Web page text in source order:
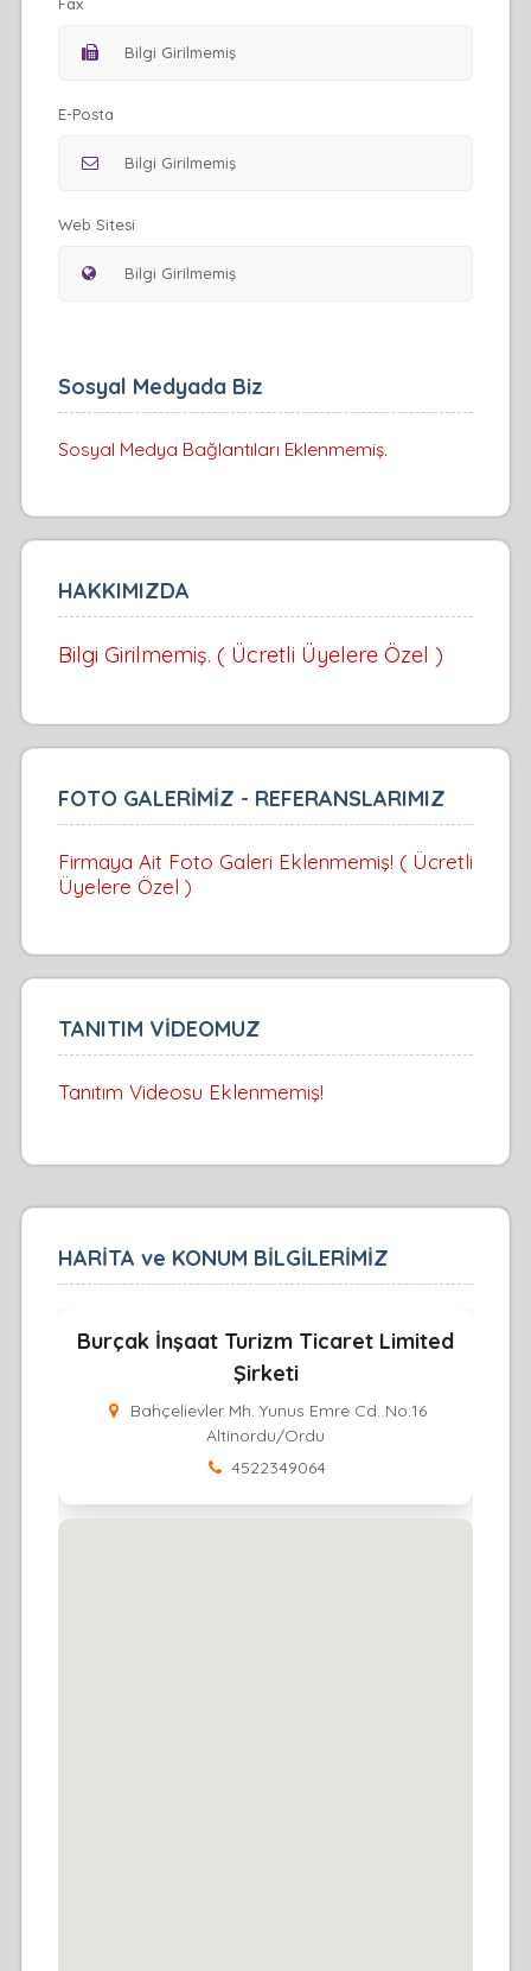
Fax
E-Posta
Web Sitesi
Sosyal Medyada Biz
Sosyal Medya Bağlantıları Eklenmemiş.
HAKKIMIZDA
Bilgi Girilmemiş. ( Ücretli Üyelere Özel )
FOTO GALERİMİZ - REFERANSLARIMIZ
Firmaya Ait Foto Galeri Eklenmemiş! ( Ücretli
Üyelere Özel )
TANITIM VİDEOMUZ
Tanıtım Videosu Eklenmemiş!
HARİTA ve KONUM BİLGİLERİMİZ
Burçak İnşaat Turizm Ticaret Limited
Şirketi
Bahçelievler Mh. Yunus Emre Cd. No:16
Altinordu/Ordu
4522349064